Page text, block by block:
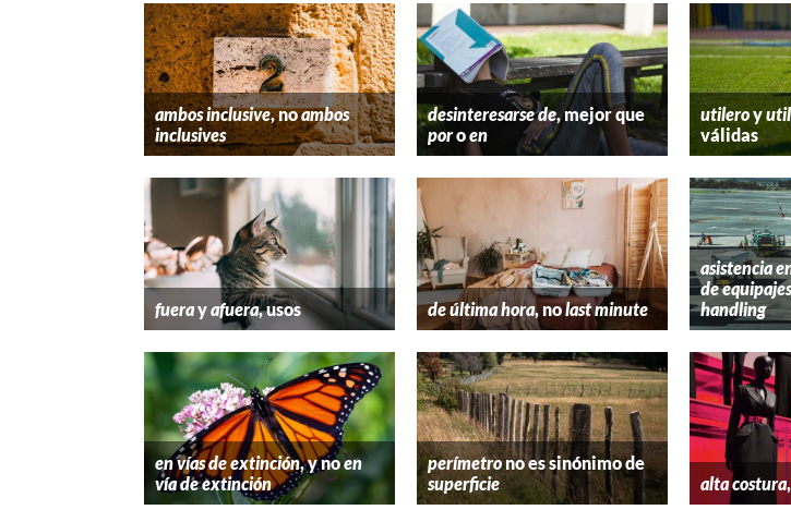
ambos inclusive, noambos
inclusives
desinteresarse de, mejor que
poroen
utileroy
válidas
fuerayafuera, usos de última hora, nolast minute
asistencia
de equipajes
handling
en vías de extinción, y noen
vía de extinción
perímetrono es sinónimo de
superficie
alta costura